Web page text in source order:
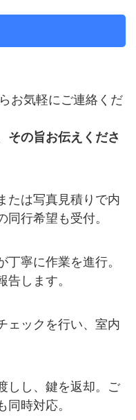
お気軽にご連絡くだ
その旨お伝えくださ
たは写真見積りで内
行希望も受付。
寧に作業を進行。
します。
ェックを行い、室内
しし、鍵を返却。ご
時対応。